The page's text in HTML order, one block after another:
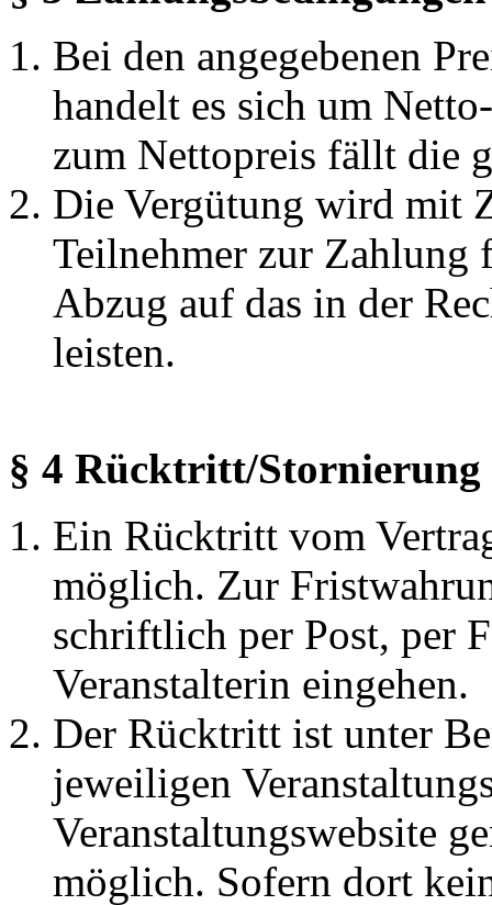
Bei den angegebenen
handelt es sich um
zum Nettopreis fällt die
Die Vergütung wird mit
Teilnehmer zur Zahlung
Abzug auf das in der
leisten.
§ 4 Rücktritt/Stornierung
Ein Rücktritt vom
möglich. Zur
schriftlich per Post, per
Veranstalterin eingehen.
Der Rücktritt ist unter
jeweiligen
Veranstaltungswebsite
möglich. Sofern dort